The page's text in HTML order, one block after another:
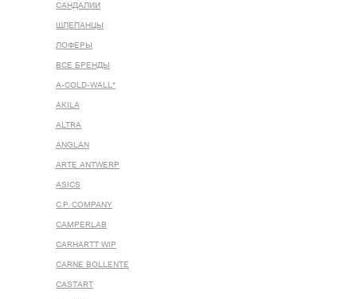
САНДАЛИИ
ШЛЕПАНЦЫ
ЛОФЕРЫ
ВСЕ БРЕНДЫ
A-COLD-WALL*
AKILA
ALTRA
ANGLAN
ARTE ANTWERP
ASICS
C.P. COMPANY
CAMPERLAB
CARHARTT WIP
CARNE BOLLENTE
CASTART